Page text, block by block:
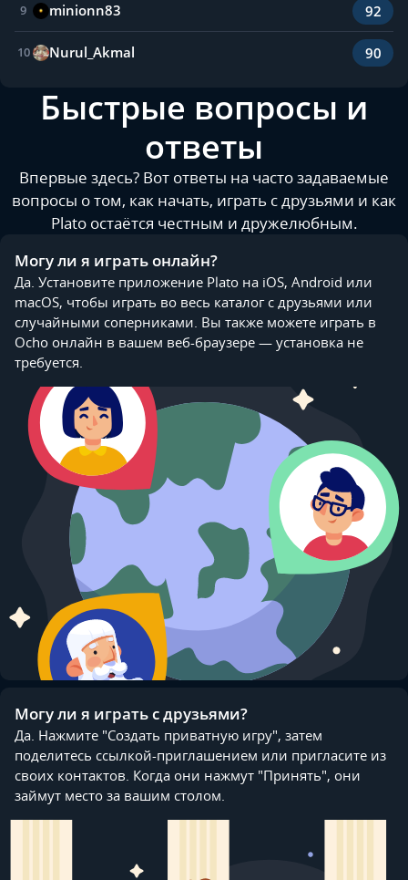
9 minionn83 92
10 Nurul_Akmal 90
Быстрые вопросы и
ответы
Впервые здесь? Вот ответы на часто задаваемые
вопросы о том, как начать, играть с друзьями и как
Plato остаётся честным и дружелюбным.
Могу ли я играть онлайн?
Да. Установите приложение Plato на iOS, Android или
macOS, чтобы играть во весь каталог с друзьями или
случайными соперниками. Вы также можете играть в
Ocho онлайн в вашем веб-браузере — установка не
требуется.
Могу ли я играть с друзьями?
Да. Нажмите "Создать приватную игру", затем
поделитесь ссылкой-приглашением или пригласите из
своих контактов. Когда они нажмут "Принять", они
займут место за вашим столом.